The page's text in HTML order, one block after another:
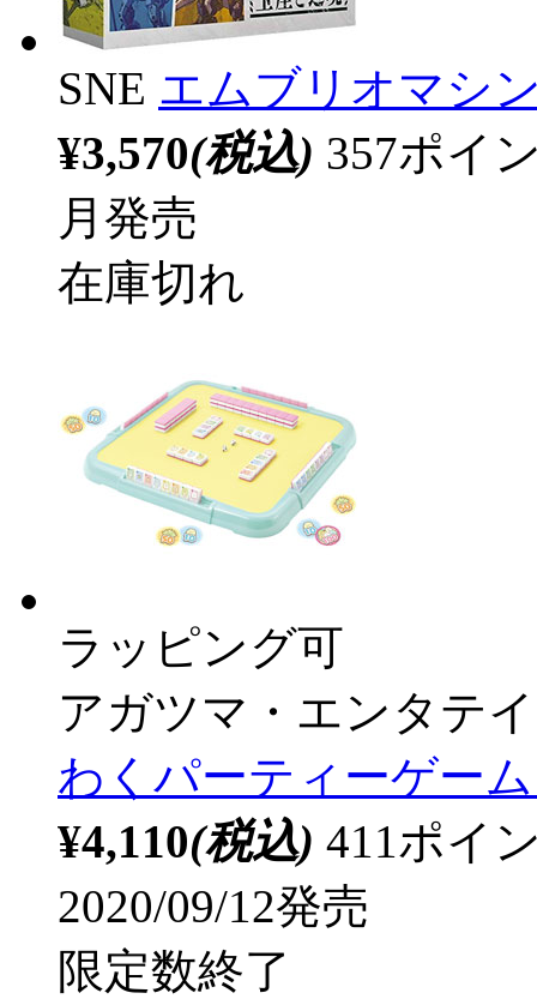
SNE エムブリオマシ
¥3,570(税込) 357ポイ
月発売
在庫切れ
ラッピング可
アガツマ・エンタテ
わくパーティーゲー
¥4,110(税込) 411ポイ
2020/09/12発売
限定数終了